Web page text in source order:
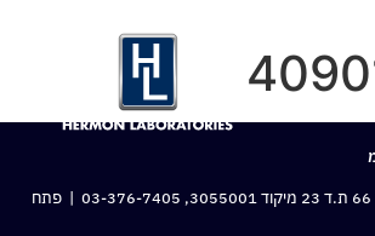
03-376-7405 | פתח